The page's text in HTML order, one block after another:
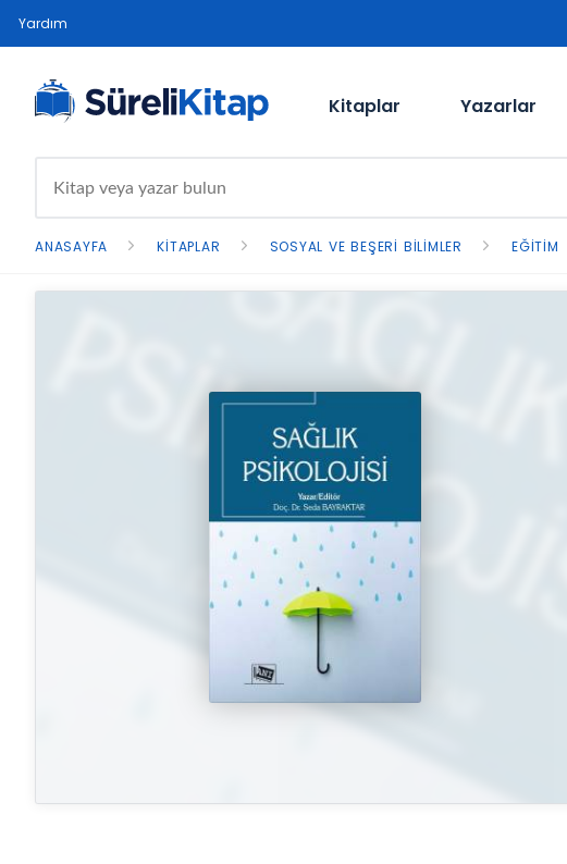
Yardım
Kitaplar Yazarlar
ANASAYFA KITAPLAR SOSYAL VE BEŞERI BILIMLER EĞITIM